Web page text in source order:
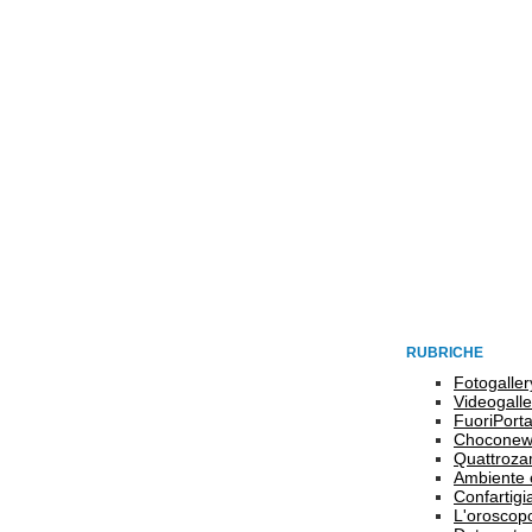
RUBRICHE
FuoriPorta
Ambiente